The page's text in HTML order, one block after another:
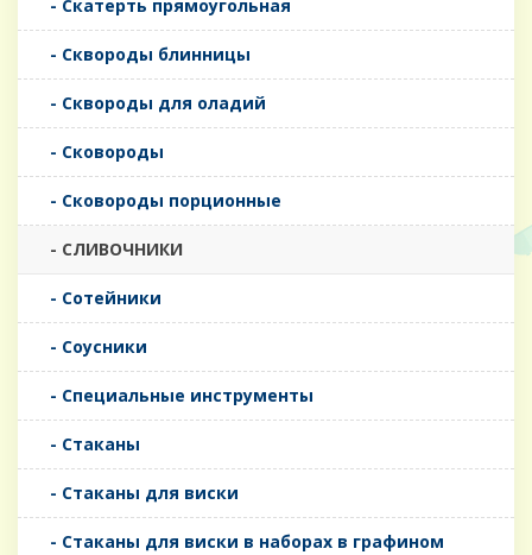
- Скатерть прямоугольная
- Сквороды блинницы
- Сквороды для оладий
- Сковороды
- Сковороды порционные
- СЛИВОЧНИКИ
- Сотейники
- Соусники
- Специальные инструменты
- Стаканы
- Стаканы для виски
- Стаканы для виски в наборах в графином